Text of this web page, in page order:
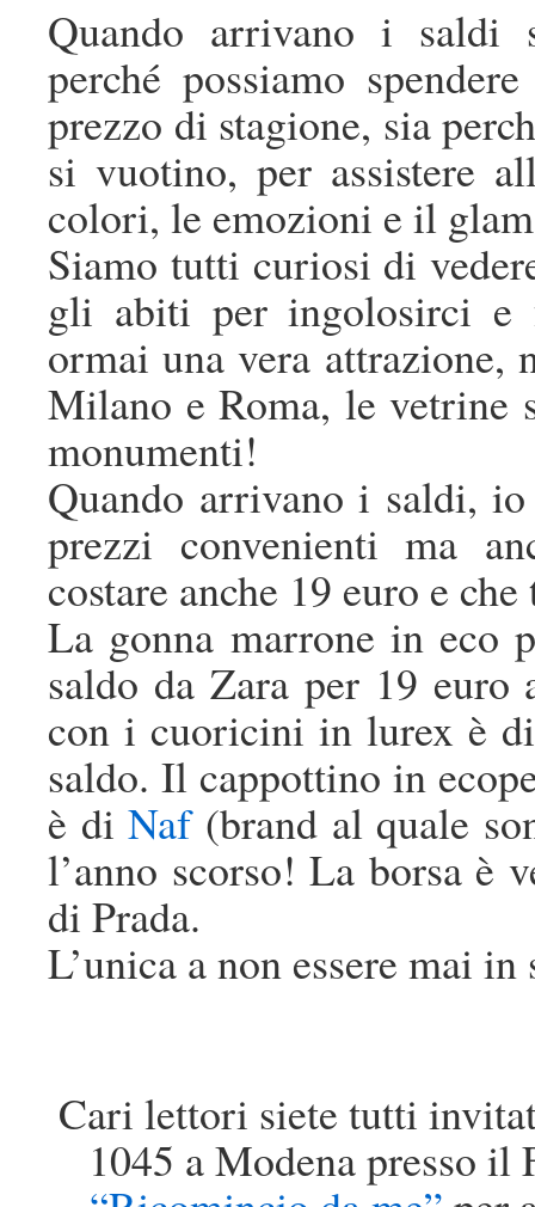
Quando arrivano i saldi
perché possiamo
prezzo di stagione, sia
si vuotino, per assistere
colori, le emozioni e il
Siamo tutti curiosi di
gli abiti per ingolosirci e
ormai una vera attrazione,
Milano e Roma, le vetrine
monumenti!
Quando arrivano i saldi,
prezzi convenienti ma
costare anche 19 euro e
La gonna marrone in eco
saldo da Zara per 19
con i cuoricini in lurex è
saldo. Il cappottino in
è diNaf(brand al quale
l’anno scorso! La borsa è
di Prada.
L’unica a non essere mai
Cari lettori siete tutti
1045 a Modena presso